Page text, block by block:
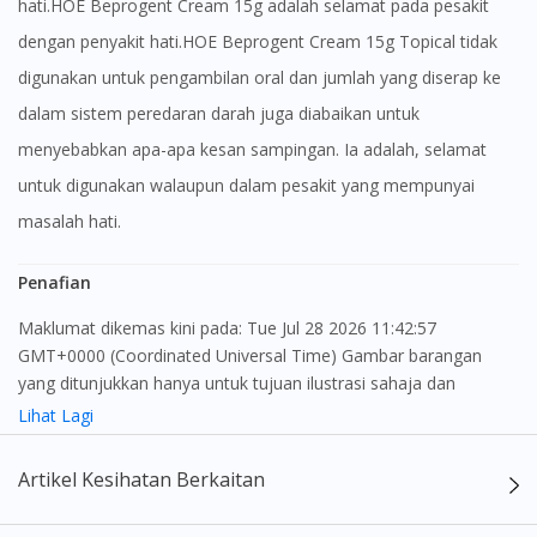
hati.HOE Beprogent Cream 15g adalah selamat pada pesakit
dengan penyakit hati.HOE Beprogent Cream 15g Topical tidak
digunakan untuk pengambilan oral dan jumlah yang diserap ke
dalam sistem peredaran darah juga diabaikan untuk
menyebabkan apa-apa kesan sampingan. Ia adalah, selamat
untuk digunakan walaupun dalam pesakit yang mempunyai
masalah hati.
Penafian
Maklumat dikemas kini pada: Tue Jul 28 2026 11:42:57
GMT+0000 (Coordinated Universal Time) Gambar barangan
yang ditunjukkan hanya untuk tujuan ilustrasi sahaja dan
mungkin tidak seperti produk yang sebenar
maklumat sahaja, bagi kegunaan para pengamal perubatan dan
bukan bertujuan sebagai rujukan kepada pengguna untuk
Lihat Lagi
Artikel Kesihatan Berkaitan